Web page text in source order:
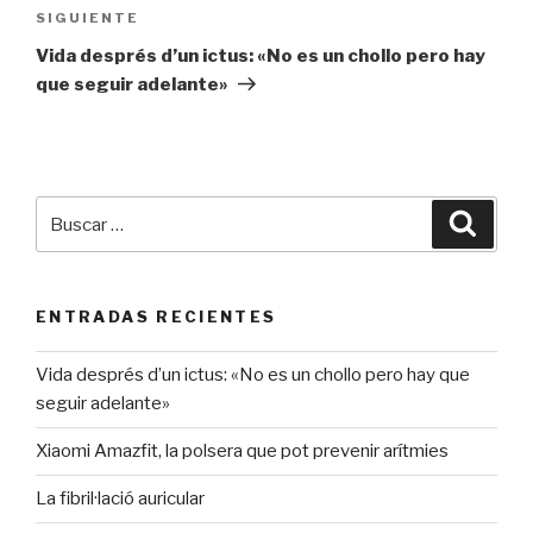
Siguiente
entrada
SIGUIENTE
Vida després d’un ictus: «No es un chollo pero hay
que seguir adelante»
ENTRADAS RECIENTES
Vida després d’un ictus: «No es un chollo pero hay que
seguir adelante»
Xiaomi Amazfit, la polsera que pot prevenir arítmies
La fibril·lació auricular